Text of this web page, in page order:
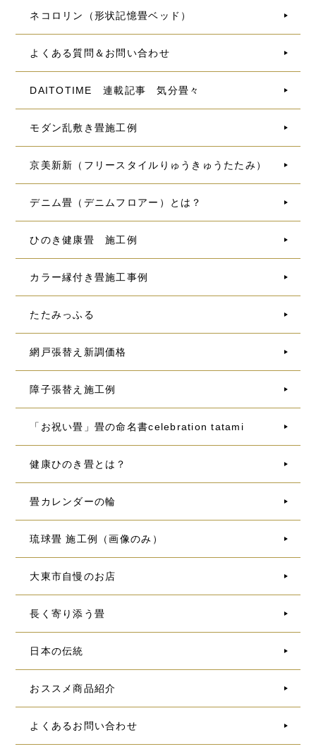
ネコロリン（形状記憶畳ベッド）
よくある質問＆お問い合わせ
DAITOTIME 連載記事 気分畳々
モダン乱敷き畳施工例
京美新新（フリースタイルりゅうきゅうたたみ）
デニム畳（デニムフロアー）とは？
ひのき健康畳 施工例
カラー縁付き畳施工事例
たたみっふる
網戸張替え新調価格
障子張替え施工例
「お祝い畳」畳の命名書celebration tatami
健康ひのき畳とは？
畳カレンダーの輪
琉球畳 施工例（画像のみ）
大東市自慢のお店
長く寄り添う畳
日本の伝統
おススメ商品紹介
よくあるお問い合わせ